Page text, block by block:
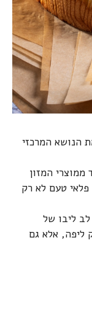
הנושא המרכזי
המזון
פלאי טעם לא רק
ליבו של
ליפה, אלא גם